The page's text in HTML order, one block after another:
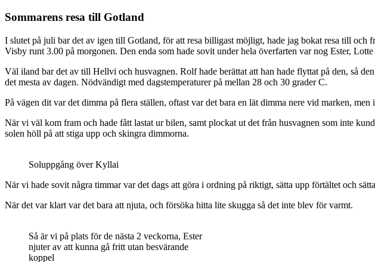
Sommarens resa till Gotland
I slutet på juli bar det av igen till Gotland, för att resa billigast möjligt, hade jag bokat resa till
Visby runt 3.00 på morgonen. Den enda som hade sovit under hela överfarten var nog Ester,
Väl iland bar det av till Hellvi och husvagnen. Rolf hade berättat att han hade flyttat på den, så
det mesta av dagen. Nödvändigt med dagstemperaturer på mellan 28 och 30 grader C.
På vägen dit var det dimma på flera ställen, oftast var det bara en lät dimma nere vid marken,
När vi väl kom fram och hade fått lastat ur bilen, samt plockat ut det från husvagnen som inte
solen höll på att stiga upp och skingra dimmorna.
Soluppgång över Kyllai
När vi hade sovit några timmar var det dags att göra i ordning på riktigt, sätta upp förtältet och
När det var klart var det bara att njuta, och försöka hitta lite skugga så det inte blev för varmt.
Så är vi på plats för de nästa 2 veckorna, Ester
njuter av att kunna gå fritt utan besvärande
koppel